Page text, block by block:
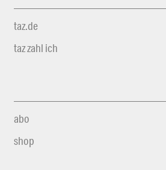
taz.de
taz zahl ich
abo
shop